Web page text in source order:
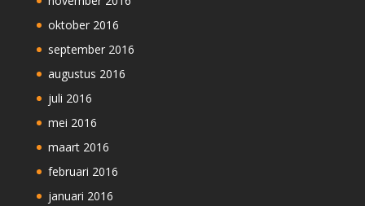
oktober 2016
september 2016
augustus 2016
juli 2016
mei 2016
maart 2016
februari 2016
januari 2016